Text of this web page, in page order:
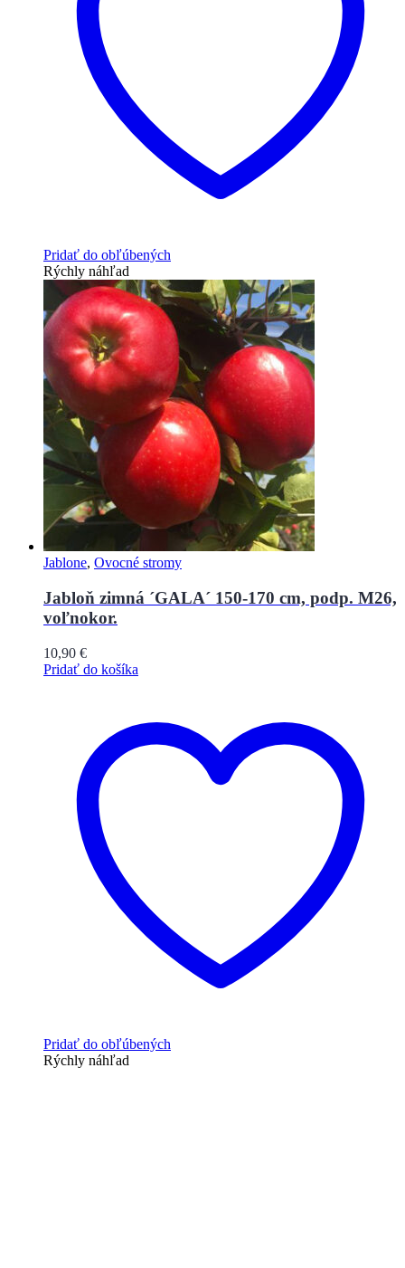
Pridať do obľúbených
Rýchly náhľad
Jablone, Ovocné stromy
Jabloň zimná ´GALA´ 150-170 cm, podp. M26,
voľnokor.
10,90 €
Pridať do košíka
Pridať do obľúbených
Rýchly náhľad